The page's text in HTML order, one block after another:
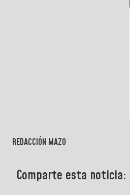
REDACCIÓN MAZO
Comparte esta noticia: